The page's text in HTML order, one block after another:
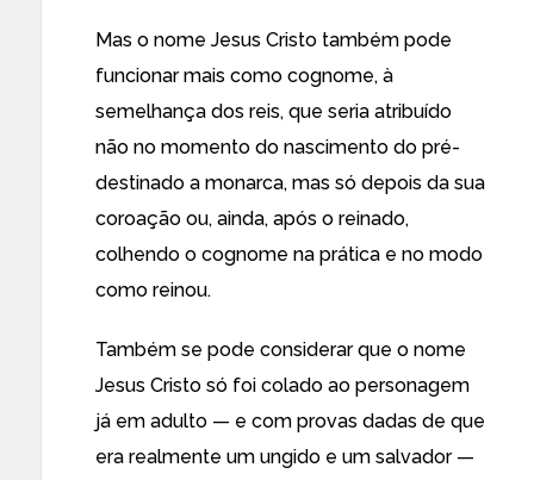
Mas o nome Jesus Cristo também pode
funcionar mais como cognome, à
semelhança dos reis, que seria atribuído
não no momento do nascimento do pré-
destinado a monarca, mas só depois da sua
coroação ou, ainda, após o reinado,
colhendo o cognome na prática e no modo
como reinou.
Também se pode considerar que o nome
Jesus Cristo só foi colado ao personagem
já em adulto — e com provas dadas de que
era realmente um ungido e um salvador —